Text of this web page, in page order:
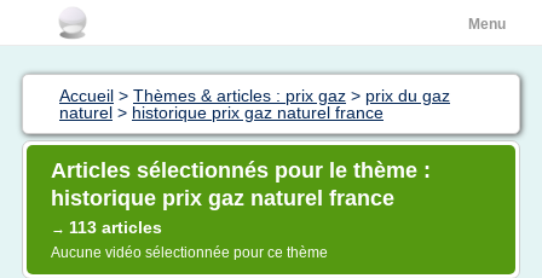
Menu
Accueil > Thèmes & articles : prix gaz > prix du gaz
naturel > historique prix gaz naturel france
Articles sélectionnés pour le thème :
historique prix gaz naturel france
→ 113 articles
Aucune vidéo sélectionnée pour ce thème